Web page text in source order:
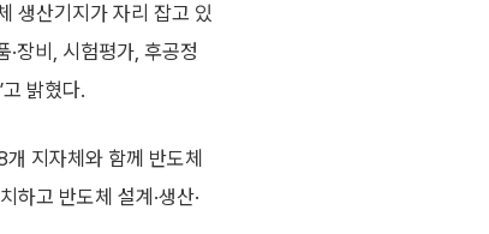
생산기지가 자리 잡고 있
·장비, 시험평가, 후공정
밝혔다.
개 지자체와 함께 반도체
하고 반도체 설계·생산·